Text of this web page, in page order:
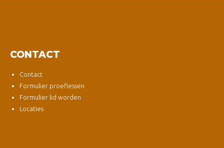
CONTACT
Contact
Formulier proeflessen
Formulier lid worden
Locaties